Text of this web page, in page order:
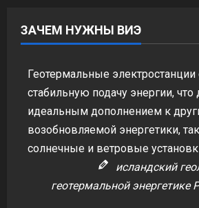
ЗАЧЕМ НУЖНЫ ВИЭ
Геотермальные
стабильную подачу энергии, что
идеальным дополнением к
возобновляемой энергетики,
солнечные и ветровые
исландский
геотермальной энергетике